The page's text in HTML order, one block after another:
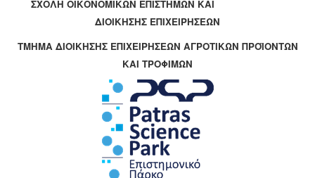
ΣΧΟΛΗ ΟΙΚΟΝΟΜΙΚΩΝ ΕΠΙΣΤΗΜΩΝ ΚΑΙ
ΔΙΟΙΚΗΣΗΣ ΕΠΙΧΕΙΡΗΣΕΩΝ
ΤΜΗΜΑ ΔΙΟΙΚΗΣΗΣ ΕΠΙΧΕΙΡΗΣΕΩΝ ΑΓΡΟΤΙΚΩΝ ΠΡΟΪΟΝΤΩΝ
ΚΑΙ ΤΡΟΦΙΜΩΝ